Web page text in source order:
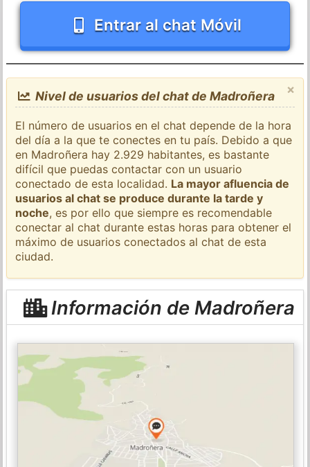
Entrar al chat Móvil
×
Nivel de usuarios del chat de Madroñera
El número de usuarios en el chat depende de la hora
del día a la que te conectes en tu país. Debido a que
en Madroñera hay 2.929 habitantes, es bastante
difícil que puedas contactar con un usuario
conectado de esta localidad. La mayor afluencia de
usuarios al chat se produce durante la tarde y
noche, es por ello que siempre es recomendable
conectar al chat durante estas horas para obtener el
máximo de usuarios conectados al chat de esta
ciudad.
Información de Madroñera